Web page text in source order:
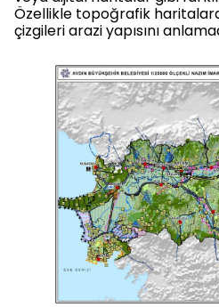
Özellikle topoğrafik
çizgileri arazi yapısını